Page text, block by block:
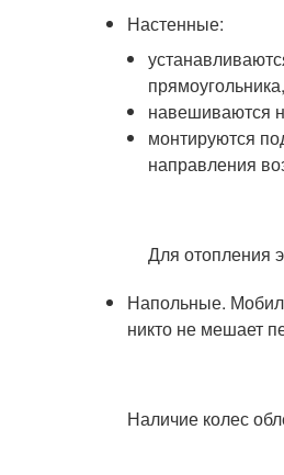
Настенные:
навешиваются
монтируются
направления
Для отопления
Напольные.
никто не мешает
Наличие колес